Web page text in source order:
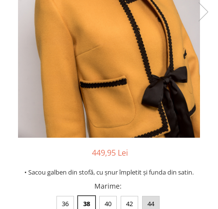
449,95 Lei
• Sacou galben din stofă, cu șnur împletit și funda din satin.
Marime:
36 38 40 42 44